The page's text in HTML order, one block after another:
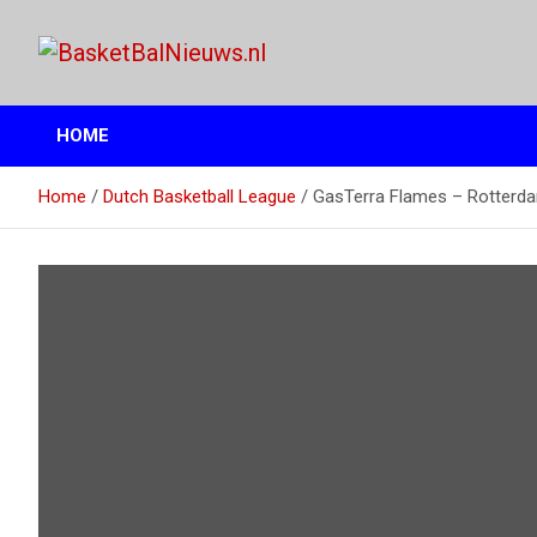
BasketBalNieuws.nl
Etten
HOME
Home Dutch Basketball League GasTerra Flames –